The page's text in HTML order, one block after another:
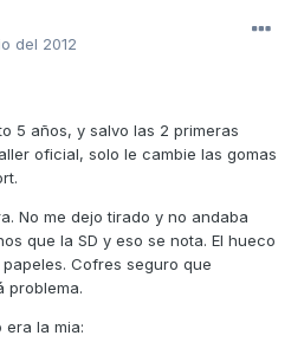
del 2012
5 años, y salvo las 2 primeras
oficial, solo le cambie las gomas
No me dejo tirado y no andaba
que la SD y eso se nota. El hueco
Cofres seguro que
problema.
era la mia: